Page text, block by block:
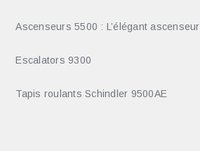
Ascenseurs 5500 : L’élégant ascenseur
Escalators 9300
Tapis roulants Schindler 9500AE